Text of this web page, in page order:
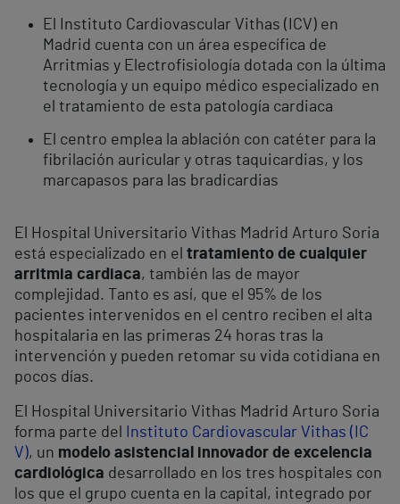
El Instituto Cardiovascular Vithas (ICV) en
Madrid cuenta con un área específica de
Arritmias y Electrofisiología dotada con la última
tecnología y un equipo médico especializado en
el tratamiento de esta patología cardiaca
El centro emplea la ablación con catéter para la
fibrilación auricular y otras taquicardias, y los
marcapasos para las bradicardias
El Hospital Universitario Vithas Madrid Arturo Soria
está especializado en el tratamiento de cualquier
arritmia cardiaca, también las de mayor
complejidad. Tanto es así, que el 95% de los
pacientes intervenidos en el centro reciben el alta
hospitalaria en las primeras 24 horas tras la
intervención y pueden retomar su vida cotidiana en
pocos días.
El Hospital Universitario Vithas Madrid Arturo Soria
forma parte del
Instituto Cardiovascular Vithas (IC
V), un modelo asistencial innovador de excelencia
cardiológica desarrollado en los tres hospitales con
los que el grupo cuenta en la capital, integrado por